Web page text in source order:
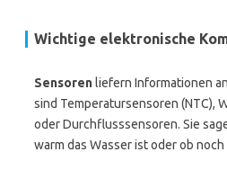
Wichtige elektronische
Sensoren liefern Informationen
sind Temperatursensoren (NTC),
oder Durchflusssensoren. Sie
warm das Wasser ist oder ob noch